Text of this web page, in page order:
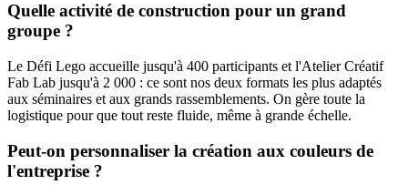
Quelle activité de construction pour un grand
groupe ?
Le Défi Lego accueille jusqu'à 400 participants et l'Atelier Créatif
Fab Lab jusqu'à 2 000 : ce sont nos deux formats les plus adaptés
aux séminaires et aux grands rassemblements. On gère toute la
logistique pour que tout reste fluide, même à grande échelle.
Peut-on personnaliser la création aux couleurs de
l'entreprise ?